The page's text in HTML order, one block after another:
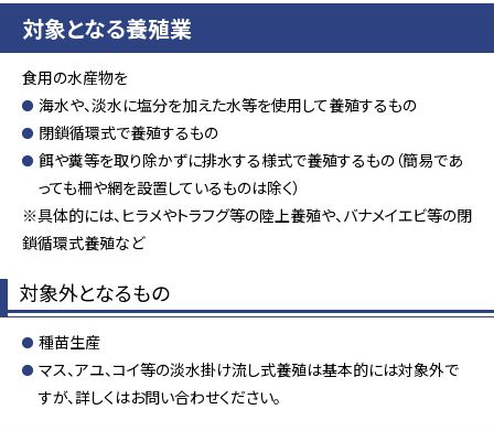
対象となる養殖業
食用の水産物を
海水や、淡水に塩分を加えた水等を使用して養殖するもの
閉鎖循環式で養殖するもの
餌や糞等を取り除かずに排水する様式で養殖するもの（簡易であ
っても柵や網を設置しているものは除く）
※具体的には、ヒラメやトラフグ等の陸上養殖や、バナメイエビ等の閉
鎖循環式養殖など
対象外となるもの
種苗生産
マス、アユ、コイ等の淡水掛け流し式養殖は基本的には対象外で
すが、詳しくはお問い合わせください。